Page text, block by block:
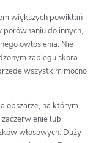
większych powikłań
do innych,
owłosienia. Nie
zabiegu skóra
wszystkim mocno
obszarze, na którym
lub
włosowych. Duży